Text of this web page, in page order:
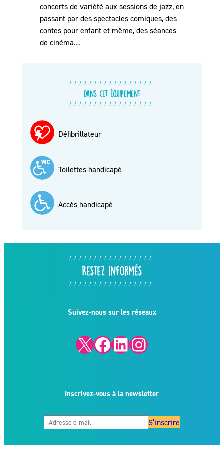
concerts de variété aux sessions de jazz, en
passant par des spectacles comiques, des
contes pour enfant et même, des séances
de cinéma…
Dans cet équipement
Défibrillateur
Toilettes handicapé
Accès handicapé
Restez informés
Suivez-nous sur les réseaux
X Facebook LinkedIn Instagram
Inscrivez-vous à la newsletter
S’inscrire